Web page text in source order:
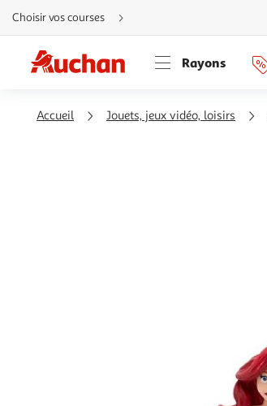
Aller
directement
au
Aller
directement
à
Aller
directement
Choisir vos courses
Rayons
Accueil Jouets, jeux vidéo, loisirs